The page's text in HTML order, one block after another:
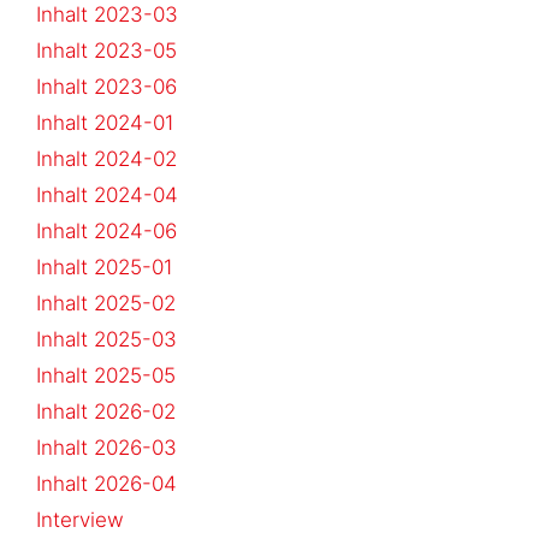
Inhalt 2023-03
Inhalt 2023-05
Inhalt 2023-06
Inhalt 2024-01
Inhalt 2024-02
Inhalt 2024-04
Inhalt 2024-06
Inhalt 2025-01
Inhalt 2025-02
Inhalt 2025-03
Inhalt 2025-05
Inhalt 2026-02
Inhalt 2026-03
Inhalt 2026-04
Interview